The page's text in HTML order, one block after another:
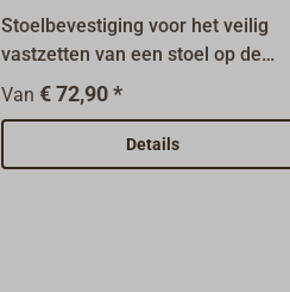
Stoelbevestiging voor het veilig
vastzetten van een stoel op de
vloer, zodat deze ook bij sterke
bewegingen van het schip niet
ongecontroleerd rondschuift.De
stoelbevestiging bestaat uit
Van € 72,90 *
Details